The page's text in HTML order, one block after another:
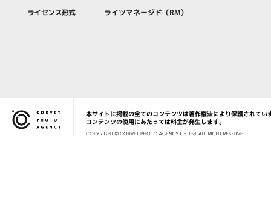
ライセンス形式 ライツマネージド（RM）
Corvet Photo Agency
本サイトに掲載の全てのコンテンツは著作権法により保護されてい
コンテンツの使用にあたっては料金が発生します。